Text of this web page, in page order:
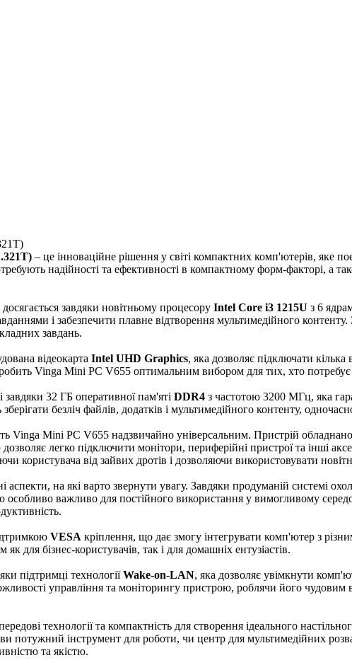
– це інноваційне рішення у світі компактних комп'ютерів, яке
надійності та ефективності в компактному форм-факторі, а
завдяки новітньому процесору Intel Core i3 1215U з 6
і забезпечити плавне відтворення мультимедійного контенту.
завдань.
відеокарта Intel UHD Graphics, яка дозволяє підключати
робить Vinga Mini PC V655 оптимальним вибором для тих, хто
завдяки 32 ГБ оперативної пам'яті DDR4 з частотою 3200 МГц, яка
безліч файлів, додатків і мультимедійного контенту,
Vinga Mini PC V655 надзвичайно універсальним. Пристрій
легко підключити монітори, периферійні пристрої та інші
користувача від зайвих дротів і дозволяючи використовувати
аспекти, на які варто звернути увагу. Завдяки продуманій системі
особливо важливо для постійного використання у вимогливому
VESA кріплення, що дає змогу інтегрувати комп'ютер з
для бізнес-користувачів, так і для домашніх ентузіастів.
підтримці технологіїWake-on-LAN, яка дозволяє увімкнути
управління та моніторингу пристрою, роблячи його
технології та компактність для створення ідеального
потужний інструмент для роботи, чи центр для мультимедійних
та якістю.